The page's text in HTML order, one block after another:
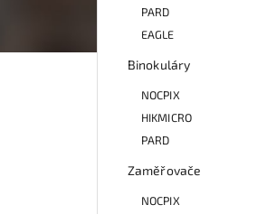
PARD
EAGLE
Binokuláry
NOCPIX
HIKMICRO
PARD
Zaměřovače
NOCPIX